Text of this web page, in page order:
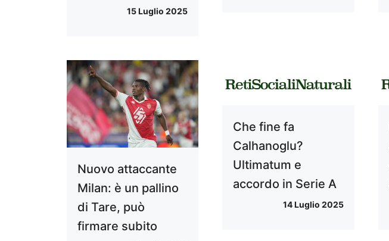
15 Luglio 2025
Nuovo attaccante
Milan: è un pallino
di Tare, può
firmare subito
Che fine fa
Calhanoglu?
Ultimatum e
accordo in Serie A
14 Luglio 2025